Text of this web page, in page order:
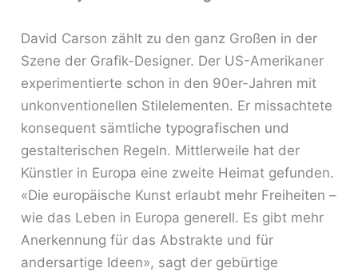
David Carson zählt zu den ganz Großen in der
Szene der Grafik-Designer. Der US-Amerikaner
experimentierte schon in den 90er-Jahren mit
unkonventionellen Stilelementen. Er missachtete
konsequent sämtliche typografischen und
gestalterischen Regeln. Mittlerweile hat der
Künstler in Europa eine zweite Heimat gefunden.
«Die europäische Kunst erlaubt mehr Freiheiten –
wie das Leben in Europa generell. Es gibt mehr
Anerkennung für das Abstrakte und für
andersartige Ideen», sagt der gebürtige